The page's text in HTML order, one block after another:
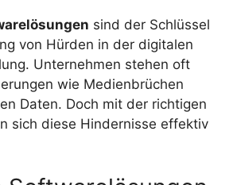
sind der Schlüssel
von Hürden in der digitalen
Unternehmen stehen oft
wie Medienbrüchen
Daten. Doch mit der richtigen
sich diese Hindernisse effektiv